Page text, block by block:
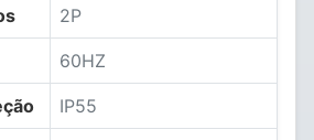
2P
60HZ
IP55